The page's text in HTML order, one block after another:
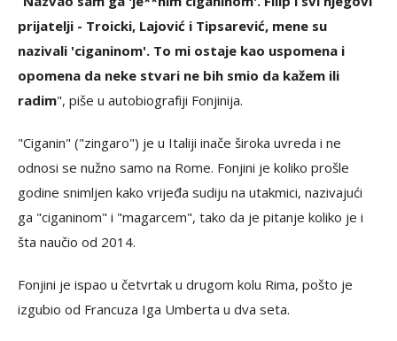
prijatelji - Troicki, Lajović i Tipsarević, mene su
nazivali 'ciganinom'. To mi ostaje kao uspomena i
opomena da neke stvari ne bih smio da kažem ili
radim", piše u autobiografiji Fonjinija.
"Ciganin" ("zingaro") je u Italiji inače široka uvreda i ne
odnosi se nužno samo na Rome. Fonjini je koliko prošle
godine snimljen kako vrijeđa sudiju na utakmici, nazivajući
ga "ciganinom" i "magarcem", tako da je pitanje koliko je i
šta naučio od 2014.
Fonjini je ispao u četvrtak u drugom kolu Rima, pošto je
izgubio od Francuza Iga Umberta u dva seta.